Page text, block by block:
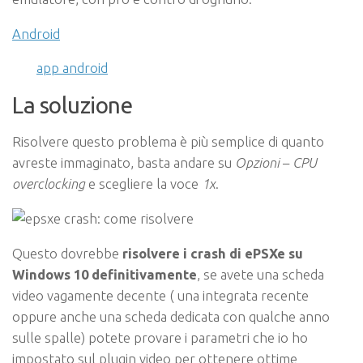
Android
app android
La soluzione
Risolvere questo problema è più semplice di quanto
avreste immaginato, basta andare su Opzioni–CPU
overclockinge scegliere la voce 1x.
Questo dovrebbe risolvere i crash di ePSXe su
Windows 10 definitivamente , se avete una scheda
video vagamente decente ( una integrata recente
oppure anche una scheda dedicata con qualche anno
sulle spalle) potete provare i parametri che io ho
impostato sul plugin video per ottenere ottime